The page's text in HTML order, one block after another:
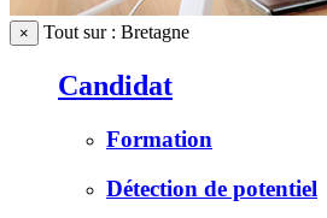
× Tout sur : Bretagne
Candidat
Formation
Détection de potentiel